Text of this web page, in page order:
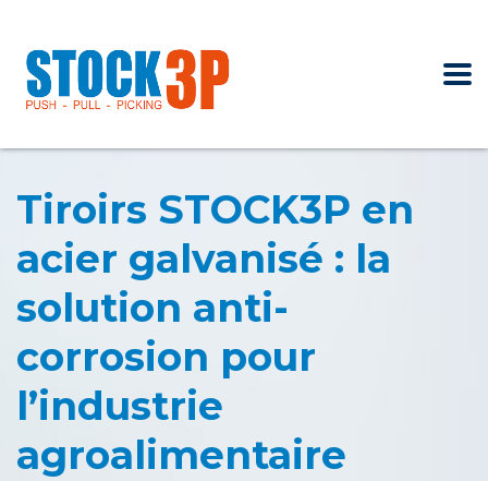
Tiroirs STOCK3P en
acier galvanisé : la
solution anti-
corrosion pour
l’industrie
agroalimentaire